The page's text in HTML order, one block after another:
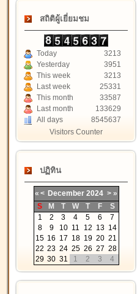
สถิติผู้เยี่ยมชม
Today
3213
Yesterday
3951
This week
3213
Last week
25331
This month
33587
Last month
133629
All days
8545637
Visitors Counter
ปฏิทิน
« < December 2024 > »
S
M T W T F
S
1
2 3 4 5 6
7
8
9 10 11 12 13 14
15 16 17 18 19 20 21
22 23 24 25 26 27 28
29 30 31 1 2 3 4